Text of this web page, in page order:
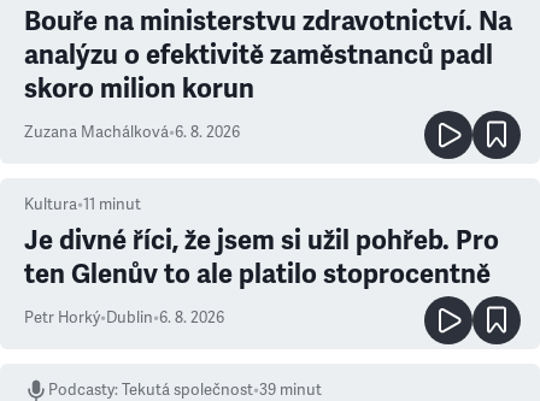
Bouře na ministerstvu zdravotnictví. Na
analýzu o efektivitě zaměstnanců padl
skoro milion korun
Zuzana Machálková•6. 8. 2026
Kultura•11 minut
Je divné říci, že jsem si užil pohřeb. Pro
ten Glenův to ale platilo stoprocentně
Petr Horký•Dublin•6. 8. 2026
Podcasty:Tekutá společnost•39 minut